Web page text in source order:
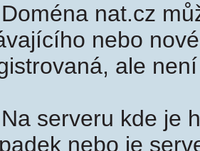
nat.cz
nebo
ale
serveru kde je
nebo je